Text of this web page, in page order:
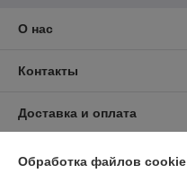
О нас
Контакты
Доставка и оплата
График работы
Обработка файлов cookie